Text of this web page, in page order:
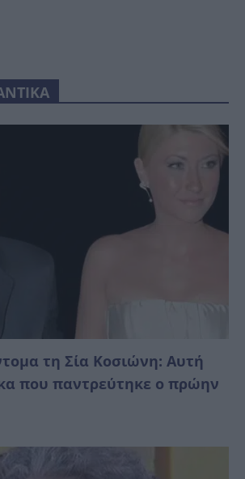
τη Σία Κοσιώνη: Αυτή
που παντρεύτηκε ο πρώην